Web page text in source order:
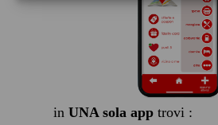
in UNA sola apptrovi :